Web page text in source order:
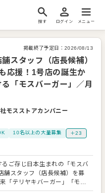
探す ログイン メニュー
掲載終了予定日： 2026/08/13
スタッフ（店長候補）
応援！1号店の誕生か
「モスバーガー」／月
モスストアカンパニー
10名以上の大量募集
＋23
ご存じ日本生まれの「モスバ
舗スタッフ（店長候補）を募
「テリヤキバーガー」「モス
人の繊細な味覚に合った商品